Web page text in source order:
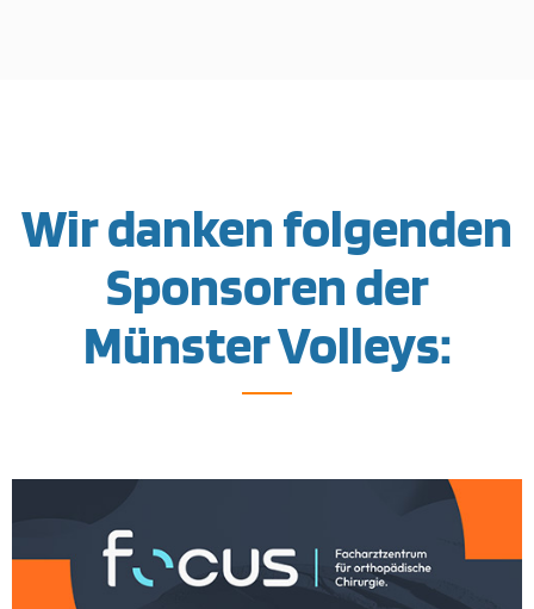
Wir danken folgenden
Sponsoren der
Münster Volleys: